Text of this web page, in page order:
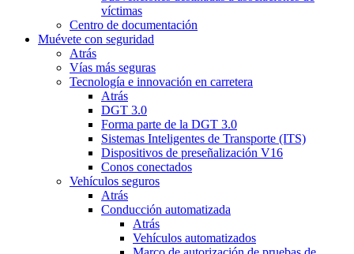
víctimas
Centro de documentación
Muévete con seguridad
Atrás
Vías más seguras
Tecnología e innovación en carretera
Atrás
DGT 3.0
Forma parte de la DGT 3.0
Sistemas Inteligentes de Transporte (ITS)
Dispositivos de preseñalización V16
Conos conectados
Vehículos seguros
Atrás
Conducción automatizada
Atrás
Vehículos automatizados